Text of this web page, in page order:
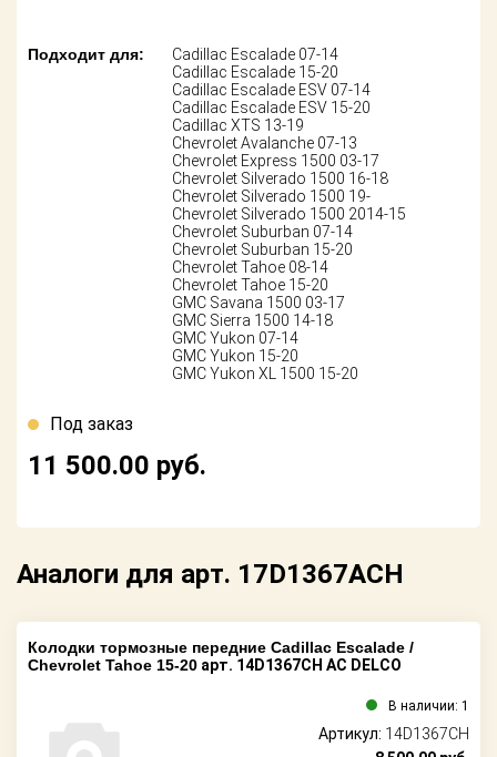
Подходит для:
Cadillac Escalade 07-14
Cadillac Escalade 15-20
Cadillac Escalade ESV 07-14
Cadillac Escalade ESV 15-20
Cadillac XTS 13-19
Chevrolet Avalanche 07-13
Chevrolet Express 1500 03-17
Chevrolet Silverado 1500 16-18
Chevrolet Silverado 1500 19-
Chevrolet Silverado 1500 2014-15
Chevrolet Suburban 07-14
Chevrolet Suburban 15-20
Chevrolet Tahoe 08-14
Chevrolet Tahoe 15-20
GMC Savana 1500 03-17
GMC Sierra 1500 14-18
GMC Yukon 07-14
GMC Yukon 15-20
GMC Yukon XL 1500 15-20
Под заказ
11 500.00 руб.
Аналоги для арт. 17D1367ACH
Колодки тормозные передние Cadillac Escalade /
Chevrolet Tahoe 15-20 арт. 14D1367CH AC DELCO
В наличии: 1
Артикул: 14D1367CH